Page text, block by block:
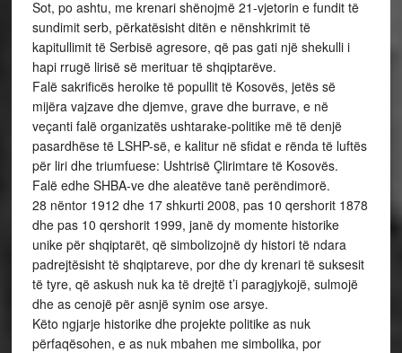
Sot, po ashtu, me krenari shënojmë 21-vjetorin e fundit të
sundimit serb, përkatësisht ditën e nënshkrimit të
kapitullimit të Serbisë agresore, që pas gati një shekulli i
hapi rrugë lirisë së merituar të shqiptarëve.
Falë sakrificës heroike të popullit të Kosovës, jetës së
mijëra vajzave dhe djemve, grave dhe burrave, e në
veçanti falë organizatës ushtarake-politike më të denjë
pasardhëse të LSHP-së, e kalitur në sfidat e rënda të luftës
për liri dhe triumfuese: Ushtrisë Çlirimtare të Kosovës.
Falë edhe SHBA-ve dhe aleatëve tanë perëndimorë.
28 nëntor 1912 dhe 17 shkurti 2008, pas 10 qershorit 1878
dhe pas 10 qershorit 1999, janë dy momente historike
unike për shqiptarët, që simbolizojnë dy histori të ndara
padrejtësisht të shqiptareve, por dhe dy krenari të suksesit
të tyre, që askush nuk ka të drejtë t’i paragjykojë, sulmojë
dhe as cenojë për asnjë synim ose arsye.
Këto ngjarje historike dhe projekte politike as nuk
përfaqësohen, e as nuk mbahen me simbolika, por